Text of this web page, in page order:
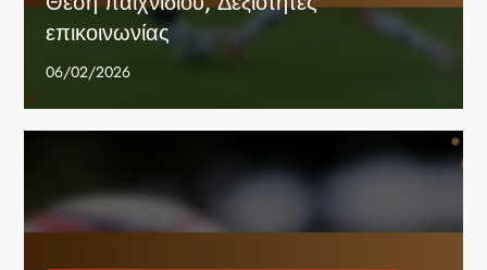
επικοινωνίας
06/02/2026